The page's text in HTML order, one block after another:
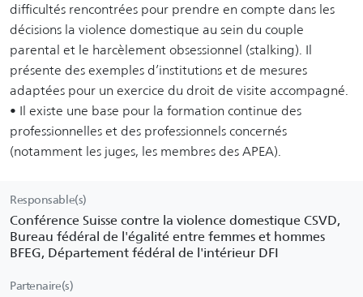
difficultés rencontrées pour prendre en compte dans les
décisions la violence domestique au sein du couple
parental et le harcèlement obsessionnel (stalking). Il
présente des exemples d’institutions et de mesures
adaptées pour un exercice du droit de visite accompagné.
• Il existe une base pour la formation continue des
professionnelles et des professionnels concernés
(notamment les juges, les membres des APEA).
Responsable(s)
Conférence Suisse contre la violence domestique CSVD,
Bureau fédéral de l'égalité entre femmes et hommes
BFEG, Département fédéral de l'intérieur DFI
Partenaire(s)